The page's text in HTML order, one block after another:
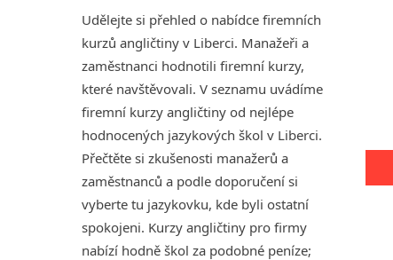
Udělejte si přehled o nabídce firemních
kurzů angličtiny v Liberci. Manažeři a
zaměstnanci hodnotili firemní kurzy,
které navštěvovali. V seznamu uvádíme
firemní kurzy angličtiny od nejlépe
hodnocených jazykových škol v Liberci.
Přečtěte si zkušenosti manažerů a
zaměstnanců a podle doporučení si
vyberte tu jazykovku, kde byli ostatní
spokojeni. Kurzy angličtiny pro firmy
nabízí hodně škol za podobné peníze;